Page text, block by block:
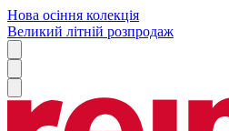
Нова осіння колекція
Великий літній розпродаж